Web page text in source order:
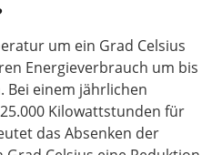
um ein Grad Celsius
Energieverbrauch um bis
Bei einem jährlichen
Kilowattstunden für
das Absenken der